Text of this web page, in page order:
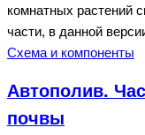
комнатных растений
части, в данной
Схема и компоненты
Автополив.
почвы